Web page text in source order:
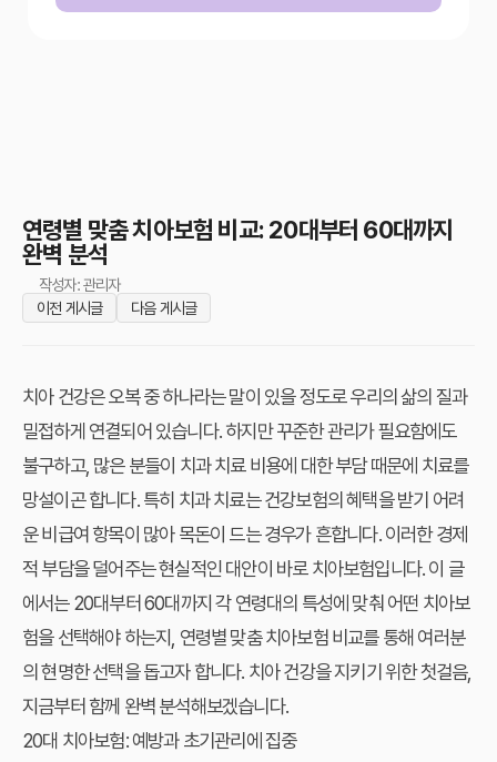
연령별 맞춤 치아보험 비교: 20대부터 60대까지
완벽 분석
작성자: 관리자
이전 게시글
다음 게시글
치아 건강은 오복 중 하나라는 말이 있을 정도로 우리의 삶의 질과
밀접하게 연결되어 있습니다. 하지만 꾸준한 관리가 필요함에도
불구하고, 많은 분들이 치과 치료 비용에 대한 부담 때문에 치료를
망설이곤 합니다. 특히 치과 치료는 건강보험의 혜택을 받기 어려
운 비급여 항목이 많아 목돈이 드는 경우가 흔합니다. 이러한 경제
적 부담을 덜어주는 현실적인 대안이 바로 치아보험입니다. 이 글
에서는 20대부터 60대까지 각 연령대의 특성에 맞춰 어떤 치아보
험을 선택해야 하는지, 연령별 맞춤 치아보험 비교를 통해 여러분
의 현명한 선택을 돕고자 합니다. 치아 건강을 지키기 위한 첫걸음,
지금부터 함께 완벽 분석해보겠습니다.
20대 치아보험: 예방과 초기관리에 집중